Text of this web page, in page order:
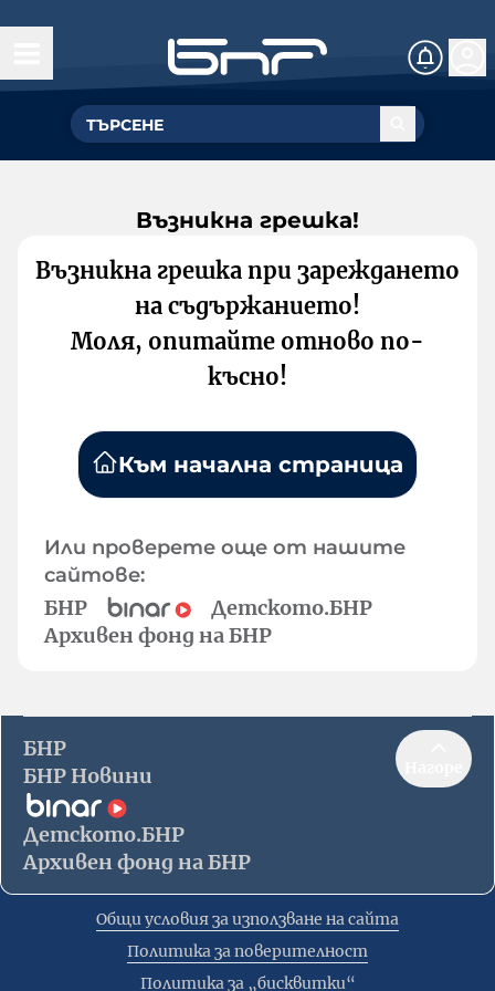
Възникна грешка!
Възникна грешка при зареждането
на съдържанието!
Моля, опитайте отново по-
късно!
Към начална страница
Или проверете още от нашите
сайтове:
БНР
Детското.БНР
Архивен фонд на БНР
БНР
БНР Новини
Детското.БНР
Архивен фонд на БНР
Общи условия за използване на сайта
Политика за поверителност
Политика за „бисквитки“